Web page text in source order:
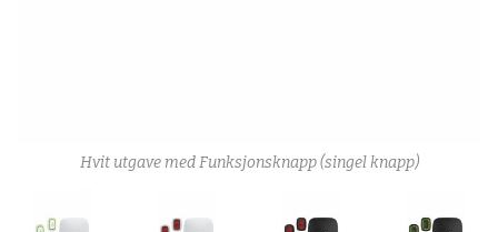
Hvit utgave med Funksjonsknapp (singel knapp)